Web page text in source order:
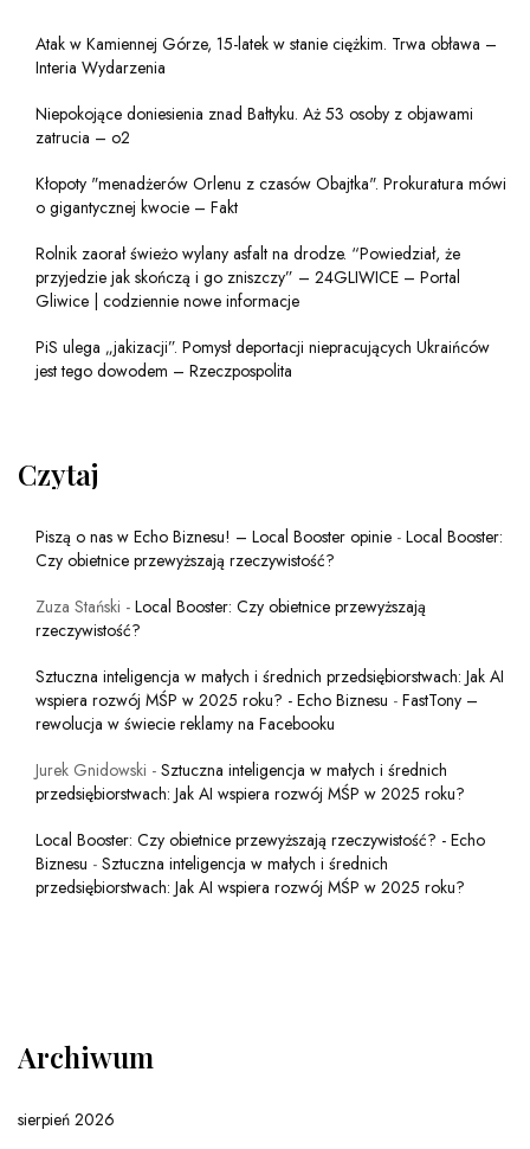
Atak w Kamiennej Górze, 15-latek w stanie ciężkim. Trwa obława –
Interia Wydarzenia
Niepokojące doniesienia znad Bałtyku. Aż 53 osoby z objawami
zatrucia – o2
Kłopoty "menadżerów Orlenu z czasów Obajtka". Prokuratura mówi
o gigantycznej kwocie – Fakt
Rolnik zaorał świeżo wylany asfalt na drodze. “Powiedział, że
przyjedzie jak skończą i go zniszczy” – 24GLIWICE – Portal
Gliwice | codziennie nowe informacje
PiS ulega „jakizacji”. Pomysł deportacji niepracujących Ukraińców
jest tego dowodem – Rzeczpospolita
Czytaj
Piszą o nas w Echo Biznesu! – Local Booster opinie - Local Booster:
Czy obietnice przewyższają rzeczywistość?
Zuza Stański - Local Booster: Czy obietnice przewyższają
rzeczywistość?
Sztuczna inteligencja w małych i średnich przedsiębiorstwach: Jak AI
wspiera rozwój MŚP w 2025 roku? - Echo Biznesu - FastTony –
rewolucja w świecie reklamy na Facebooku
Jurek Gnidowski - Sztuczna inteligencja w małych i średnich
przedsiębiorstwach: Jak AI wspiera rozwój MŚP w 2025 roku?
Local Booster: Czy obietnice przewyższają rzeczywistość? - Echo
Biznesu - Sztuczna inteligencja w małych i średnich
przedsiębiorstwach: Jak AI wspiera rozwój MŚP w 2025 roku?
Archiwum
sierpień 2026